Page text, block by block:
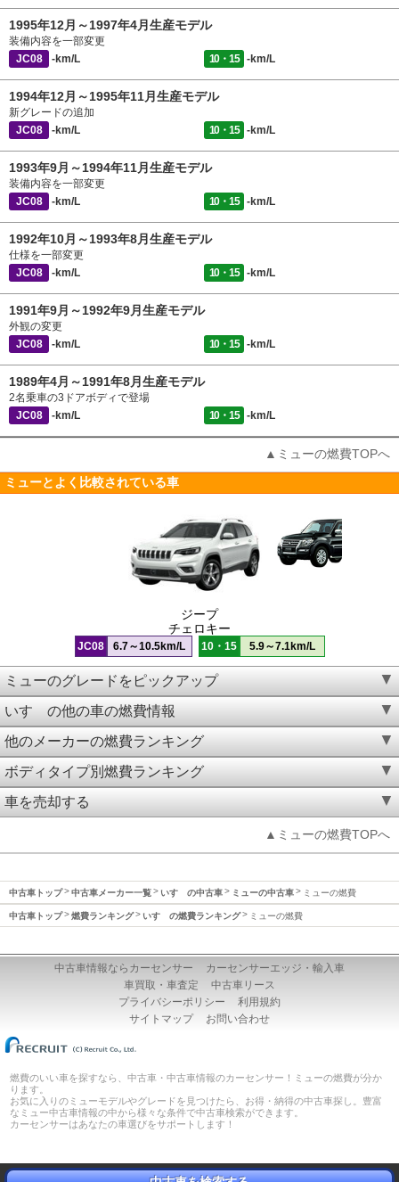
1995年12月～1997年4月生産モデル
装備内容を一部変更
JC08
-km/L 10・15 -km/L
1994年12月～1995年11月生産モデル
新グレードの追加
JC08
-km/L 10・15 -km/L
1993年9月～1994年11月生産モデル
装備内容を一部変更
JC08
-km/L 10・15 -km/L
1992年10月～1993年8月生産モデル
仕様を一部変更
JC08
-km/L 10・15 -km/L
1991年9月～1992年9月生産モデル
外観の変更
JC08
-km/L 10・15 -km/L
1989年4月～1991年8月生産モデル
2名乗車の3ドアボディで登場
JC08
-km/L 10・15 -km/L
▲ミューの燃費TOPへ
ミューとよく比較されている車
ジープ
チェロキー
JC08 6.7～10.5km/L 10・15 5.9～7.1km/L
ミューのグレードをピックアップ
いすゞの他の車の燃費情報
他のメーカーの燃費ランキング
ボディタイプ別燃費ランキング
車を売却する
▲ミューの燃費TOPへ
中古車トップ 中古車メーカー一覧 いすゞの中古車 ミューの中古車 ミューの燃費
中古車トップ 燃費ランキング いすゞの燃費ランキング ミューの燃費
中古車情報ならカーセンサー
カーセンサーエッジ・輸入車
車買取・車査定
中古車リース
プライバシーポリシー
利用規約
サイトマップ
お問い合わせ
燃費のいい車を探すなら、中古車・中古車情報のカーセンサー！ミューの燃費が分か
ります。
お気に入りのミューモデルやグレードを見つけたら、お得・納得の中古車探し。豊富
なミュー中古車情報の中から様々な条件で中古車検索ができます。
カーセンサーはあなたの車選びをサポートします！